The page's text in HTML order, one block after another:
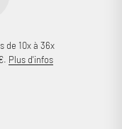
de 10x à 36x
Plus d'infos
12